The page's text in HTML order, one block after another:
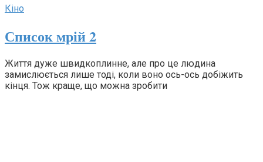
Кіно
Список мрій 2
Життя дуже швидкоплинне, але про це людина
замислюється лише тоді, коли воно ось-ось добіжить
кінця. Тож краще, що можна зробити